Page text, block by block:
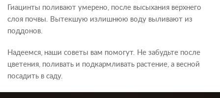
Гиацинты поливают умерено, после высыхания верхнего
слоя почвы. Вытекшую излишнюю воду выливают из
поддонов.
Надеемся, наши советы вам помогут. Не забудьте после
цветения, поливать и подкармливать растение, а весной
посадить в саду.